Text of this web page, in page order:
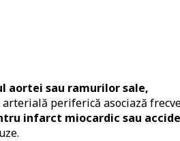
aortei sau ramurilor sale,
arterială periferică asociază
infarct miocardic sau